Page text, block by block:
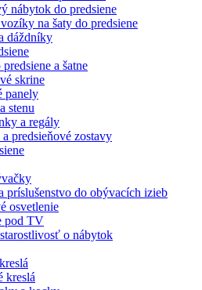
nábytok do predsiene
na šaty do predsiene
dáždníky
a šatne
skrine
panely
stenu
a regály
predsieňové zostavy
príslušenstvo do obývacích izieb
osvetlenie
pod TV
o nábytok
kreslá